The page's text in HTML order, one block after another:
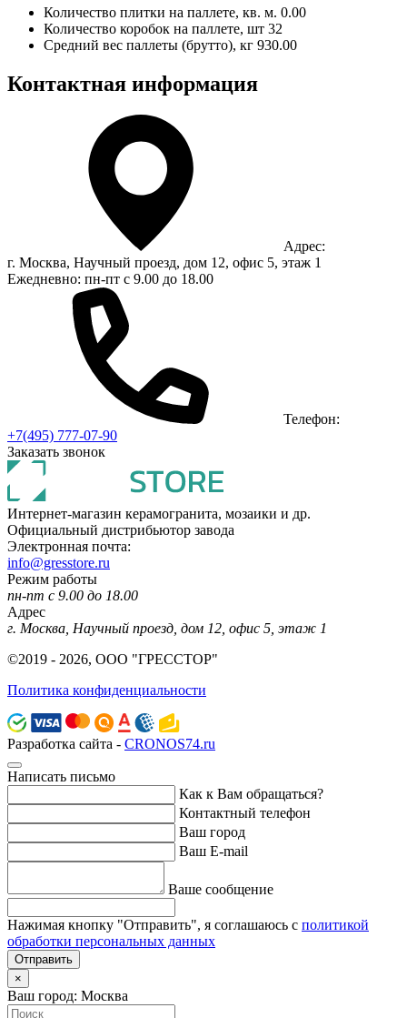
Количество плитки на паллете, кв. м. 0.00
Количество коробок на паллете, шт 32
Средний вес паллеты (брутто), кг 930.00
Контактная информация
Адрес:
г. Москва, Научный проезд, дом 12, офис 5, этаж 1
Ежедневно: пн-пт с 9.00 до 18.00
Телефон:
+7(495) 777-07-90
Заказать звонок
Интернет-магазин керамогранита, мозаики и др.
Официальный дистрибьютор завода
Электронная почта:
info@gresstore.ru
Режим работы
пн-пт с 9.00 до 18.00
Адрес
г. Москва, Научный проезд, дом 12, офис 5, этаж 1
©2019 - 2026, ООО "ГРЕССТОР"
Политика конфиденциальности
Разработка сайта - CRONOS74.ru
Написать письмо
Как к Вам обращаться?
Контактный телефон
Ваш город
Ваш E-mail
Ваше сообщение
Нажимая кнопку "Отправить", я соглашаюсь с политикой
обработки персональных данных
Отправить
×
Ваш город: Москва